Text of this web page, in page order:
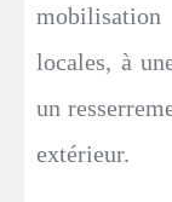
locales, à
un
extérieur.